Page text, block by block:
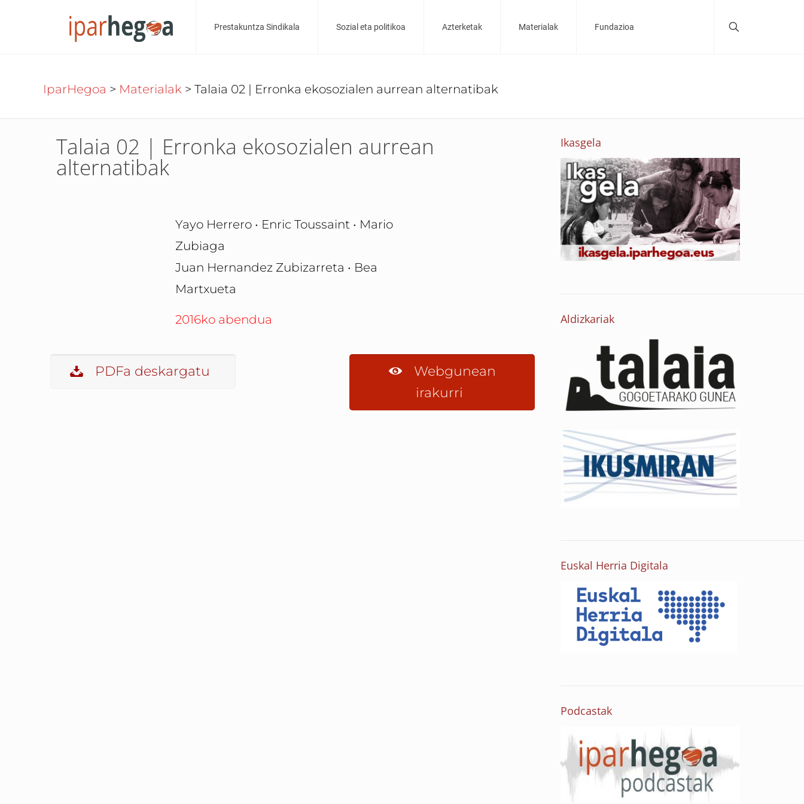
Prestakuntza Sindikala Sozial eta politikoa Azterketak Materialak Fundazioa
IparHegoa > Materialak > Talaia 02 | Erronka ekosozialen aurrean alternatibak
Talaia 02 | Erronka ekosozialen aurrean
alternatibak
Yayo Herrero • Enric Toussaint • Mario
Zubiaga
Juan Hernandez Zubizarreta • Bea
Martxueta
2016ko abendua
PDFa deskargatu
Webgunean
irakurri
Ikasgela
Aldizkariak
Euskal Herria Digitala
Podcastak